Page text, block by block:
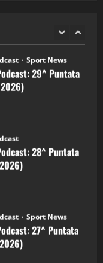
28^ Puntata
Sport News
27^ Puntata
26^ Puntata